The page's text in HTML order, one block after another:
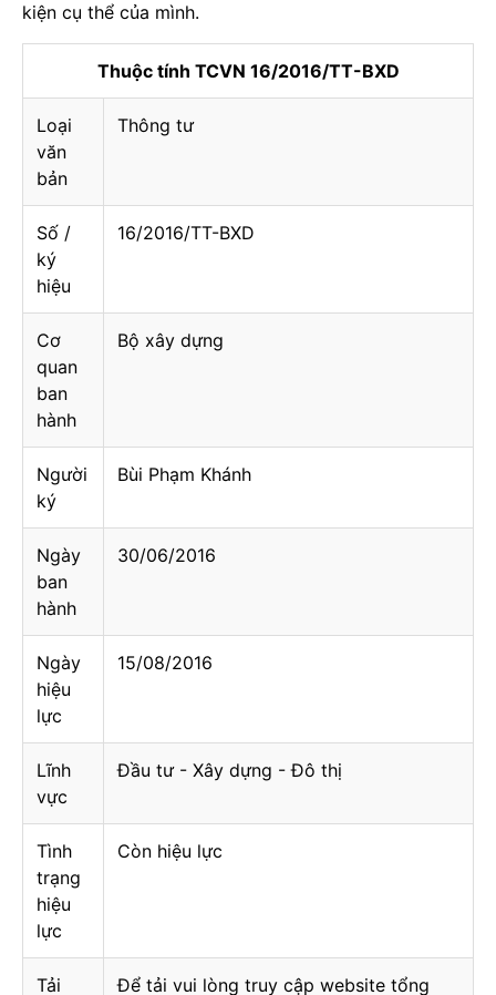
kiện cụ thể của mình.
Thuộc tính TCVN 16/2016/TT-BXD
Loại
văn
bản
Thông tư
Số /
ký
hiệu
16/2016/TT-BXD
Cơ
quan
ban
hành
Bộ xây dựng
Người
ký
Bùi Phạm Khánh
Ngày
ban
hành
30/06/2016
Ngày
hiệu
lực
15/08/2016
Lĩnh
vực
Đầu tư - Xây dựng - Đô thị
Tình
trạng
hiệu
lực
Còn hiệu lực
Tải Để tải vui lòng truy cập website tổng